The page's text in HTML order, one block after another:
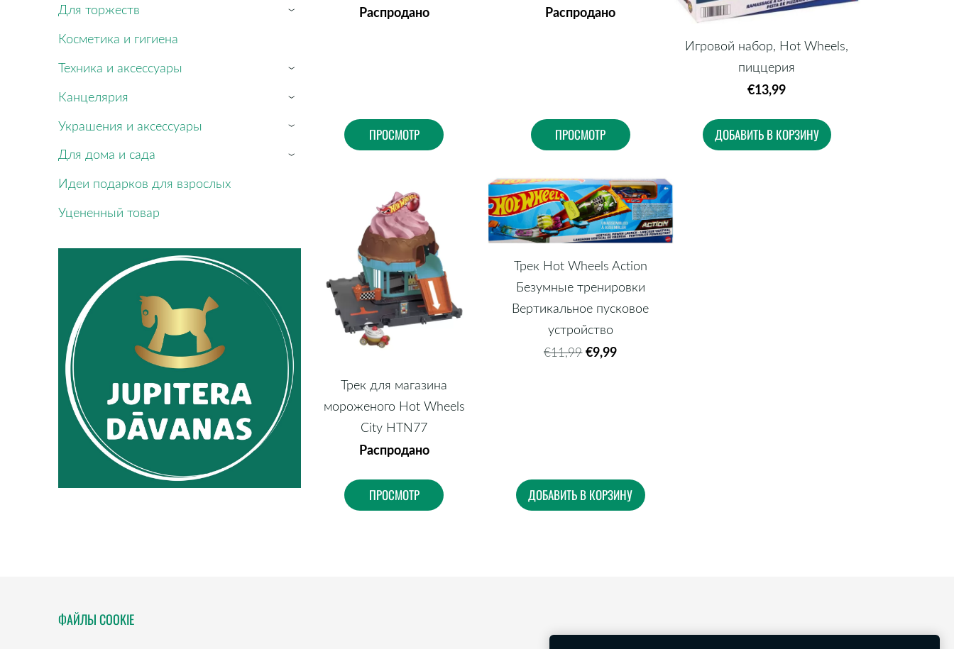
Для торжеств ›
Косметика и гигиена
Техника и аксессуары
›
Канцелярия ›
Украшения и аксессуары ›
Для дома и сада ›
Идеи подарков для взрослых
Уцененный товар
Распродано
ПРОСМОТР
Распродано
ПРОСМОТР
Игровой набор, Hot Wheels,
пиццерия
€13,99
ДОБАВИТЬ В КОРЗИНУ
Трек для магазина
мороженого Hot Wheels
City HTN77
Распродано
ПРОСМОТР
Трек Hot Wheels Action
Безумные тренировки
Вертикальное пусковое
устройство
€11,99 €9,99
ДОБАВИТЬ В КОРЗИНУ
ФАЙЛЫ COOKIE